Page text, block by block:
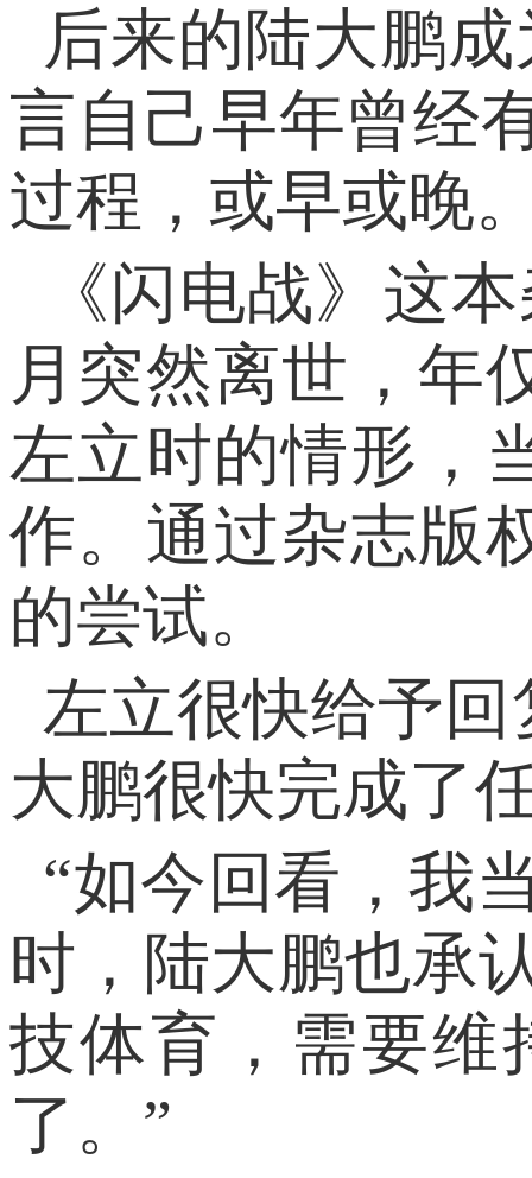
后来的陆大鹏
言自己早年曾经
过程，或早或晚
《闪电战》这
月突然离世，年
左立时的情形，
作。通过杂志版
的尝试。
左立很快给予
大鹏很快完成了
“如今回看，我
时，陆大鹏也承
技体育，需要维
了。”